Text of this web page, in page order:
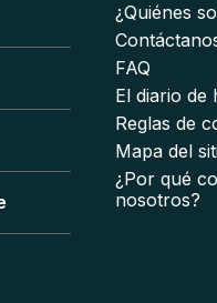
¿Quiénes
FAQ
El diario de
Reglas de
Mapa del
¿Por qué
nosotros?